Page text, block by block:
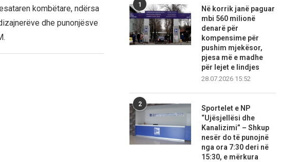
kombëtare, ndërsa
dhe punonjësve
1
Në korrik janë paguar
mbi 560 milionë
denarë për
kompensime për
pushim mjekësor,
pjesa më e madhe
për lejet e lindjes
28.07.2026 15:52
2
Sportelet e NP
“Ujësjellësi dhe
Kanalizimi” – Shkup
nesër do të punojnë
nga ora 7:30 deri në
15:30, e mërkura